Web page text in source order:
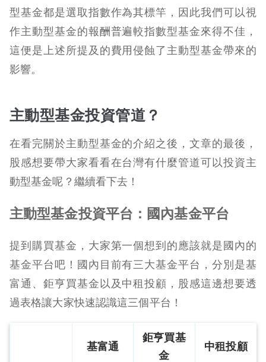
型基金都是選取指數作為其標竿，因此我們可以視
作主動型基金的報酬普遍較指數型基金來得不佳，
這便是上述所提及的費用侵蝕了主動型基金帶來的
影響。
主動型基金投資管道？
在看完關於主動型基金的介紹之後，文章的最後，
股感想要帶大家看看在台灣有什麼管道可以投資主
動型基金呢？繼續看下去！
主動型基金投資平台：國內基金平台
提到購買基金，大家第一個想到的應該就是國內的
基金平台吧！國內目前有三大基金平台，分別是基
富通、鉅亨買基金以及中租投顧，股感這邊想要透
過表格讓大家快速認識這三個平台！
基富通
鉅亨買基
金
中租投顧